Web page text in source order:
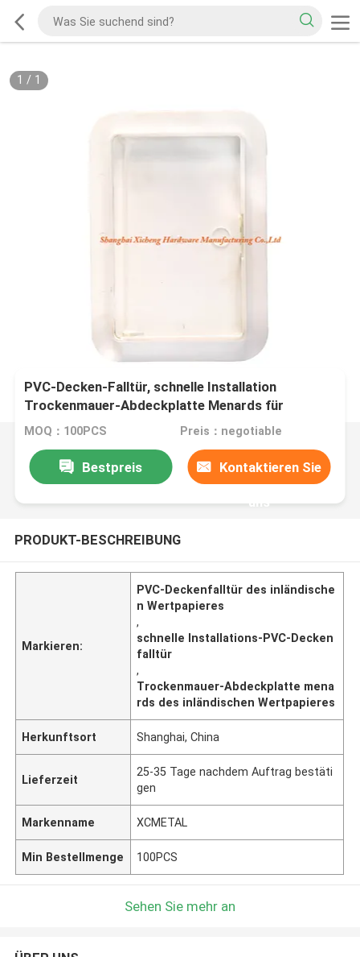
1 / 1
PVC-Decken-Falltür, schnelle Installation
Trockenmauer-Abdeckplatte Menards für
inländisches Wertpapier
MOQ：100PCS Preis：negotiable
Bestpreis Kontaktieren Sie
uns
PRODUKT-BESCHREIBUNG
Markieren:
PVC-Deckenfalltür des inländische
n Wertpapieres
,
schnelle Installations-PVC-Decken
falltür
,
Trockenmauer-Abdeckplatte mena
rds des inländischen Wertpapieres
Herkunftsort Shanghai, China
Lieferzeit
25-35 Tage nachdem Auftrag bestäti
gen
Markenname XCMETAL
Min Bestellmenge 100PCS
Sehen Sie mehr an